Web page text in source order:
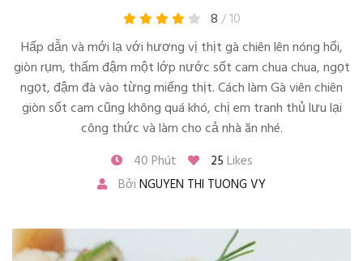
8/ 10
Hấp dẫn và mới lạ với hương vị thịt gà chiên lên nóng hổi,
giòn rụm, thấm đậm một lớp nước sốt cam chua chua, ngọt
ngọt, đậm đà vào từng miếng thịt. Cách làm Gà viên chiên
giòn sốt cam cũng không quá khó, chị em tranh thủ lưu lại
công thức và làm cho cả nhà ăn nhé.
40 Phút 25 Likes
Bởi NGUYEN THI TUONG VY